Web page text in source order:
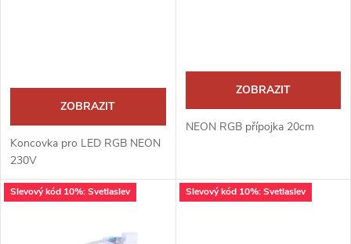
d
u
k
t
u
k
ZOBRAZIT
Koncovka pro LED RGB NEON
230V
ZOBRAZIT
NEON RGB přípojka 20cm
Slevový kód 10%: Svetlaslev Slevový kód 10%: Svetlaslev